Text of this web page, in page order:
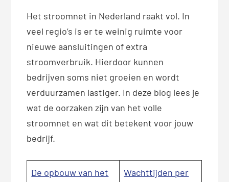
Het stroomnet in Nederland raakt vol. In
veel regio’s is er te weinig ruimte voor
nieuwe aansluitingen of extra
stroomverbruik. Hierdoor kunnen
bedrijven soms niet groeien en wordt
verduurzamen lastiger. In deze blog lees je
wat de oorzaken zijn van het volle
stroomnet en wat dit betekent voor jouw
bedrijf.
De opbouw van het
Wachttijden per